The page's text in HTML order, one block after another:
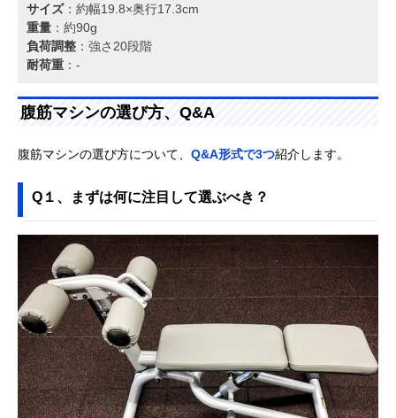
サイズ：約幅19.8×奥行17.3cm
重量 ：約90g
負荷調整 ：強さ20段階
耐荷重 ：-
腹筋マシンの選び方、Q&A
腹筋マシンの選び方について、 Q&A形式で3つ紹介します。
Q１、まずは何に注目して選ぶべき？